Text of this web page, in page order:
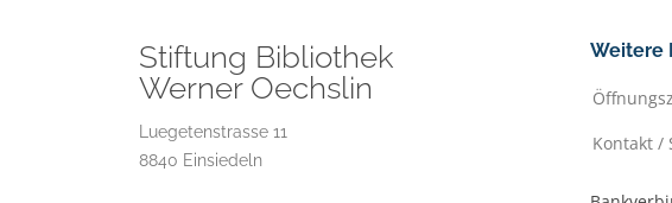
Stiftung Bibliothek
Werner Oechslin
Luegetenstrasse 11
8840 Einsiedeln
Weitere
Kontakt /